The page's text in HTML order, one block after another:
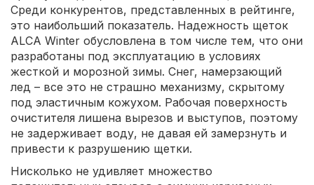
Среди конкурентов, представленных в рейтинге,
это наибольший показатель. Надежность щеток
ALCA Winter обусловлена в том числе тем, что они
разработаны под эксплуатацию в условиях
жесткой и морозной зимы. Снег, намерзающий
лед – все это не страшно механизму, скрытому
под эластичным кожухом. Рабочая поверхность
очистителя лишена вырезов и выступов, поэтому
не задерживает воду, не давая ей замерзнуть и
привести к разрушению щетки.
Нисколько не удивляет множество